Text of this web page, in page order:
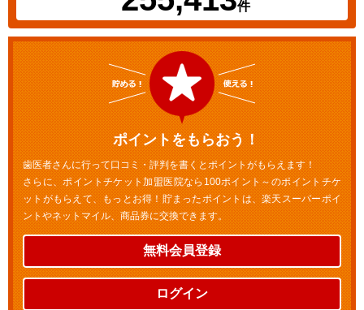
件
ポイントをもらおう！
歯医者さんに行って口コミ・評判を書くとポイントがもらえます！
さらに、ポイントチケット加盟医院なら100ポイント～のポイントチケ
ットがもらえて、もっとお得！貯まったポイントは、楽天スーパーポイ
ントやネットマイル、商品券に交換できます。
無料会員登録
ログイン